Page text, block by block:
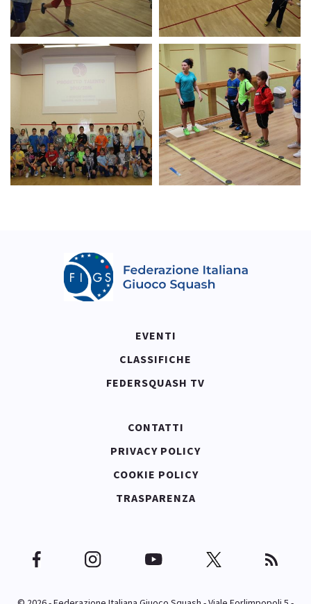
EVENTI
CLASSIFICHE
FEDERSQUASH TV
CONTATTI
PRIVACY POLICY
COOKIE POLICY
TRASPARENZA